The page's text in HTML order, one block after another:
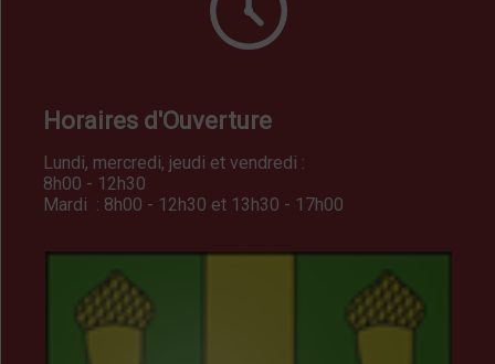
Horaires d'Ouverture
Lundi, mercredi, jeudi et vendredi :
8h00 - 12h30
Mardi : 8h00 - 12h30 et 13h30 - 17h00